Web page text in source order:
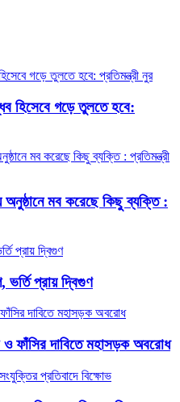
হিসেবে গড়ে তুলতে হবে:
অনুষ্ঠানে মব করেছে কিছু ব্যক্তি :
ভর্তি প্রায় দ্বিগুণ
ও ফাঁসির দাবিতে মহাসড়ক অবরোধ